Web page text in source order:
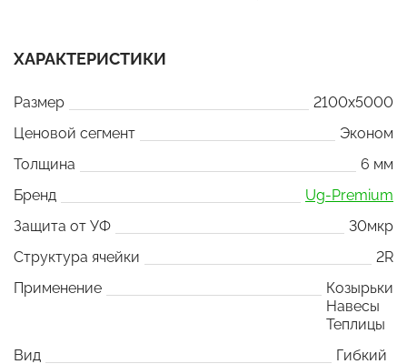
ХАРАКТЕРИСТИКИ
Размер
2100x5000
Ценовой сегмент
Эконом
Толщина
6 мм
Бренд
Ug-Premium
Защита от УФ
30мкр
Структура ячейки
2R
Применение
Козырьки
Навесы
Теплицы
Вид
Гибкий